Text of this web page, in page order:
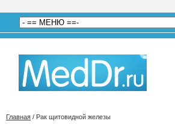
Главная / Рак щитовидной железы